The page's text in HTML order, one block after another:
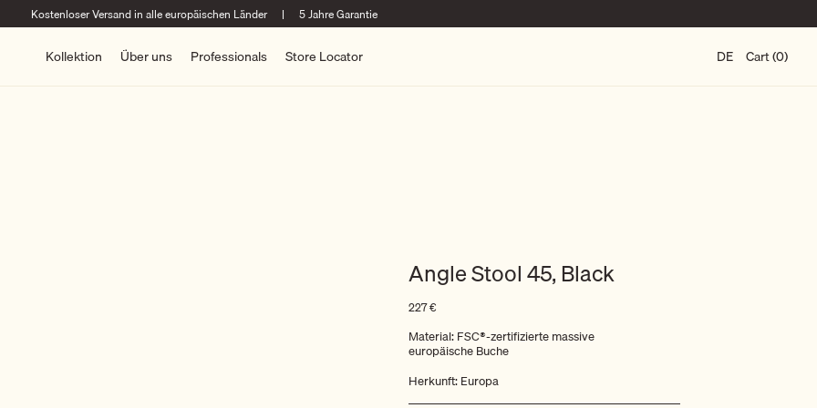
Kostenloser Versand in alle europäischen Länder | 5 Jahre Garantie
Kollektion Über uns Professionals Store Locator DE Cart (0)
Angle Stool 45, Black
227€
Material: FSC®-zertifizierte massive
europäische Buche
Herkunft: Europa